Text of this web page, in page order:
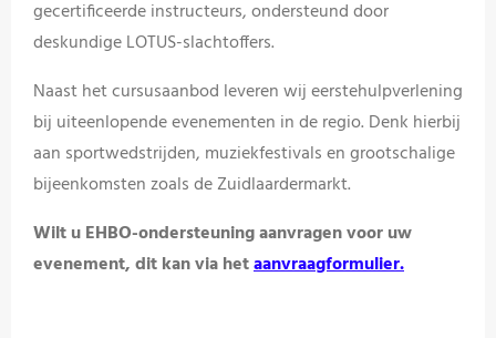
gecertificeerdeinstructeurs,ondersteunddoor
deskundigeLOTUS-slachtoffers.
Naasthetcursusaanbod leverenwijeerstehulpverlening
bij uiteenlopendeevenementen inderegio. Denk hierbij
aan sportwedstrijden, muziekfestivalsengrootschalige
bijeenkomstenzoalsdeZuidlaardermarkt.
WiltuEHBO-ondersteuningaanvragenvooruw
evenement, dit kan via hetaanvraagformulier.